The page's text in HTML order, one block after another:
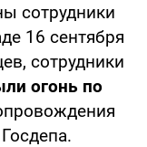
сотрудники
16 сентября
сотрудники
огонь по